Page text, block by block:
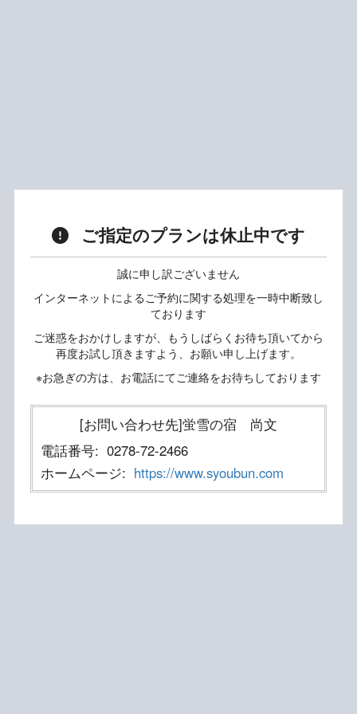
ご指定のプランは休止中です
誠に申し訳ございません
インターネットによるご予約に関する処理を一時中断致し
ております
ご迷惑をおかけしますが、もうしばらくお待ち頂いてから
再度お試し頂きますよう、お願い申し上げます。
※お急ぎの方は、お電話にてご連絡をお待ちしております
[お問い合わせ先]蛍雪の宿 尚文
電話番号: 0278-72-2466
ホームページ: https://www.syoubun.com